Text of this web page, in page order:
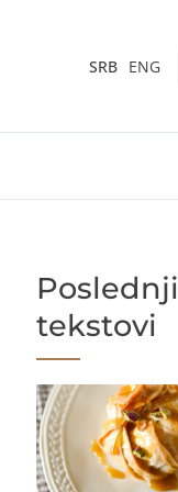
SRB ENG
Poslednji
tekstovi